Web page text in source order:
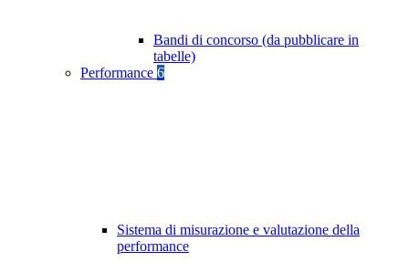
Bandi di concorso (da pubblicare in
tabelle)
Performance 6
Sistema di misurazione e valutazione della
performance